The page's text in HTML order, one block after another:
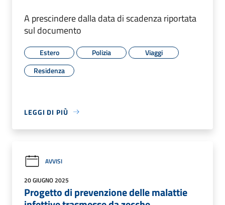
A prescindere dalla data di scadenza riportata
sul documento
Estero Polizia
Viaggi
Residenza
LEGGI DI PIÙ
AVVISI
20 GIUGNO 2025
Progetto di prevenzione delle malattie